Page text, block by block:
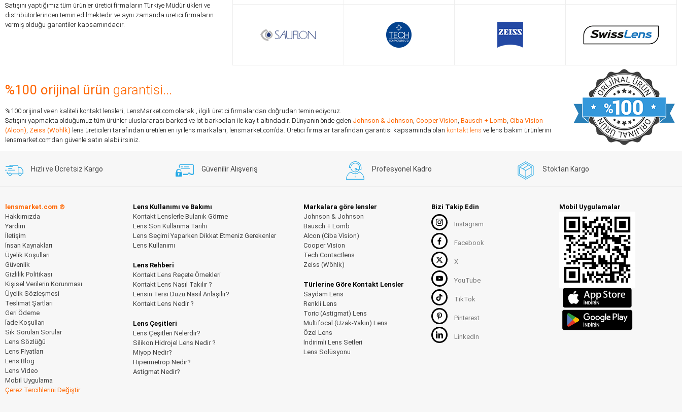
Satışını yaptığımız tüm ürünler üretici firmaların Türkiye Müdürlükleri ve
distribütörlerinden temin edilmektedir ve aynı zamanda üretici firmaların
vermiş olduğu garantiler kapsamındadır.
%100 orijinal ürün garantisi...
%100 orijinal ve en kaliteli kontakt lensleri, LensMarket.com olarak , ilgili üretici firmalardan doğrudan temin ediyoruz.
Satışını yapmakta olduğumuz tüm ürünler uluslararası barkod ve lot barkodları ile kayıt altındadır. Dünyanın önde gelen Johnson & Johnson Cooper Vision Bausch + Lomb Ciba Vision
(Alcon) Zeiss (Wöhlk) lens üreticileri tarafından üretilen en iyi lens markaları, lensmarket.com’da. Üretici firmalar tarafından garantisi kapsamında olan kontakt lens ve lens bakım ürünlerini
lensmarket.com’dan güvenle satın alabilirsiniz.
Hızlı ve Ücretsiz Kargo Güvenilir Alışveriş Profesyonel Kadro Stoktan Kargo
lensmarket.com ®
Hakkımızda
Yardım
İletişim
İnsan Kaynakları
Üyelik Koşulları
Güvenlik
Gizlilik Politikası
Kişisel Verilerin Korunması
Üyelik Sözleşmesi
Teslimat Şartları
Geri Ödeme
İade Koşulları
Sık Sorulan Sorular
Lens Sözlüğü
Lens Fiyatları
Lens Blog
Lens Video
Mobil Uygulama
Çerez Tercihlerini Değiştir
Lens Kullanımı ve Bakımı
Kontakt Lenslerle Bulanık Görme
Lens Son Kullanma Tarihi
Lens Seçimi Yaparken Dikkat Etmeniz Gerekenler
Lens Kullanımı
Lens Rehberi
Kontakt Lens Reçete Örnekleri
Kontakt Lens Nasıl Takılır ?
Lensin Tersi Düzü Nasıl Anlaşılır?
Kontakt Lens Nedir ?
Lens Çeşitleri
Lens Çeşitleri Nelerdir?
Silikon Hidrojel Lens Nedir ?
Miyop Nedir?
Hipermetrop Nedir?
Astigmat Nedir?
Markalara göre lensler
Johnson & Johnson
Bausch + Lomb
Alcon (Ciba Vision)
Cooper Vision
Tech Contactlens
Zeiss (Wöhlk)
Türlerine Göre Kontakt Lensler
Saydam Lens
Renkli Lens
Toric (Astigmat) Lens
Multifocal (Uzak-Yakın) Lens
Özel Lens
İndirimli Lens Setleri
Lens Solüsyonu
Bizi Takip Edin
Instagram
Facebook
X
YouTube
TikTok
Pinterest
LinkedIn
Mobil Uygulamalar